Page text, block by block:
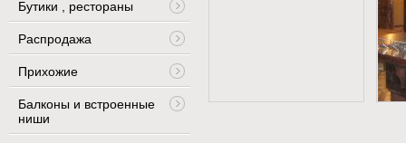
Бутики , рестораны
Распродажа
Прихожие
Балконы и встроенные
ниши